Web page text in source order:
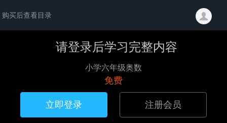
购买后查看目录
请登录后学习完整内容
小学六年级奥数
免费
立即登录 注册会员